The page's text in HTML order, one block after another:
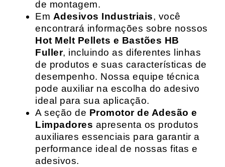
de montagem.
Em Adesivos Industriais, você
encontrará informações sobre nossos
Hot Melt Pellets e Bastões HB
Fuller, incluindo as diferentes linhas
de produtos e suas características de
desempenho. Nossa equipe técnica
pode auxiliar na escolha do adesivo
ideal para sua aplicação.
A seção de Promotor de Adesão e
Limpadores apresenta os produtos
auxiliares essenciais para garantir a
performance ideal de nossas fitas e
adesivos.